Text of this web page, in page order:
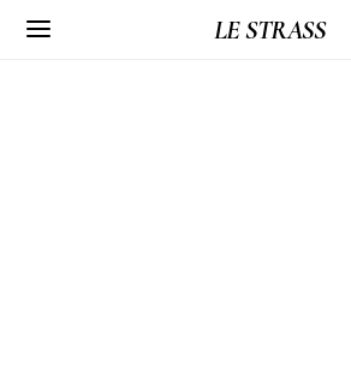
LE STRASS